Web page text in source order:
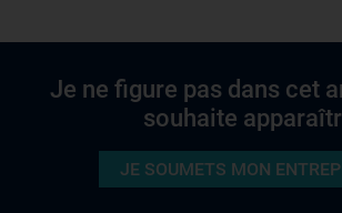
Je ne figure pas dans cet
souhaite
JE SOUMETS MON